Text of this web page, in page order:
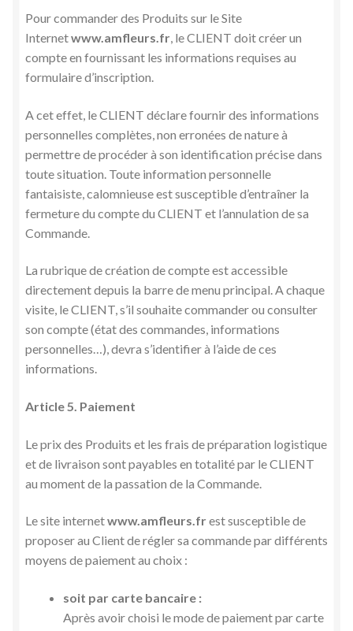
Pour commander des Produits sur le Site
Internetwww.amfleurs.fr, le CLIENT doit créer un
compte en fournissant les informations requises au
formulaire d’inscription.
A cet effet, le CLIENT déclare fournir des informations
personnelles complètes, non erronées de nature à
permettre de procéder à son identification précise dans
toute situation. Toute information personnelle
fantaisiste, calomnieuse est susceptible d’entraîner la
fermeture du compte du CLIENT et l’annulation de sa
Commande.
La rubrique de création de compte est accessible
directement depuis la barre de menu principal. A chaque
visite, le CLIENT, s’il souhaite commander ou consulter
son compte (état des commandes, informations
personnelles…), devra s’identifier à l’aide de ces
informations.
Article 5. Paiement
Le prix des Produits et les frais de préparation logistique
et de livraison sont payables en totalité par le CLIENT
au moment de la passation de la Commande.
Le site internetwww.amfleurs.frest susceptible de
proposer au Client de régler sa commande par différents
moyens de paiement au choix :
soit par carte bancaire :
Après avoir choisi le mode de paiement par carte